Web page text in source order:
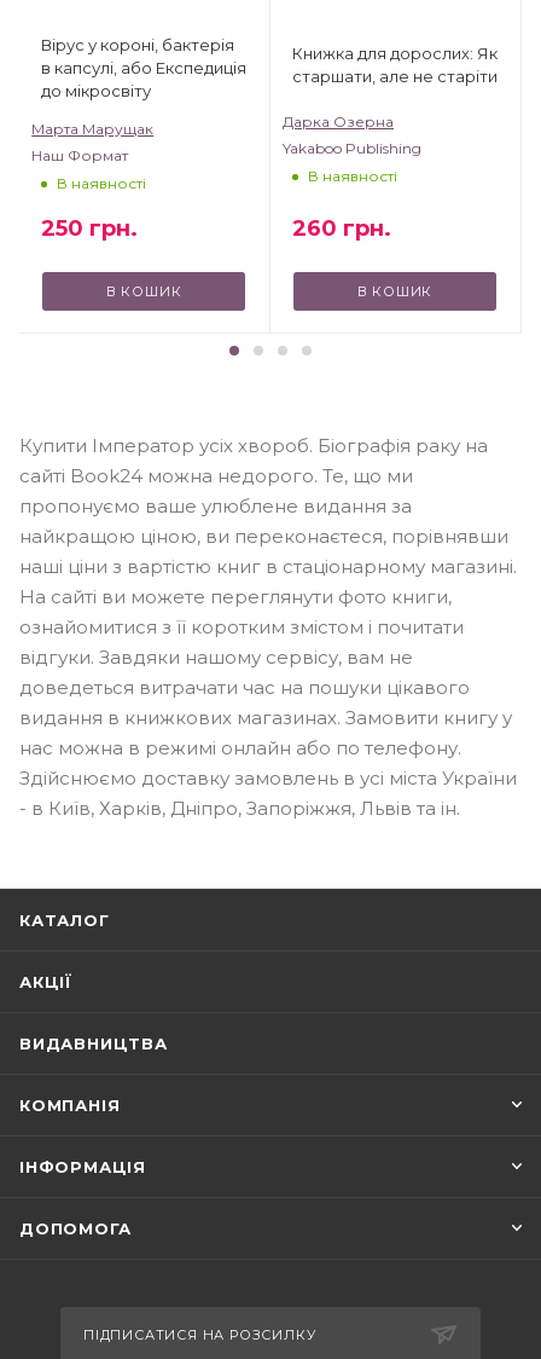
Вірус у короні, бактерія
в капсулі, або Експедиція
до мікросвіту
Марта Марущак
Наш Формат
В наявності
250 грн.
В КОШИК
Книжка для дорослих: Як
старшати, але не старіти
Дарка Озерна
Yakaboo Publishing
В наявності
260 грн.
В КОШИК
Купити Імператор усіх хвороб. Біографія раку на
сайті Book24 можна недорого. Те, що ми
пропонуємо ваше улюблене видання за
найкращою ціною, ви переконаєтеся, порівнявши
наші ціни з вартістю книг в стаціонарному магазині.
На сайті ви можете переглянути фото книги,
ознайомитися з її коротким змістом і почитати
відгуки. Завдяки нашому сервісу, вам не
доведеться витрачати час на пошуки цікавого
видання в книжкових магазинах. Замовити книгу у
нас можна в режимі онлайн або по телефону.
Здійснюємо доставку замовлень в усі міста України
- в Київ, Харків, Дніпро, Запоріжжя, Львів та ін.
КАТАЛОГ
АКЦІЇ
ВИДАВНИЦТВА
КОМПАНІЯ
ІНФОРМАЦІЯ
ДОПОМОГА
ПІДПИСАТИСЯ НА РОЗСИЛКУ